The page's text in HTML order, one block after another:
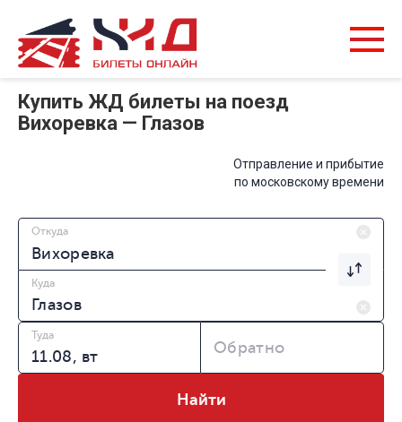
Купить ЖД билеты на поезд
Вихоревка — Глазов
Отправление и прибытие
по московскому времени
Откуда
Куда
Туда
Обратно
Найти